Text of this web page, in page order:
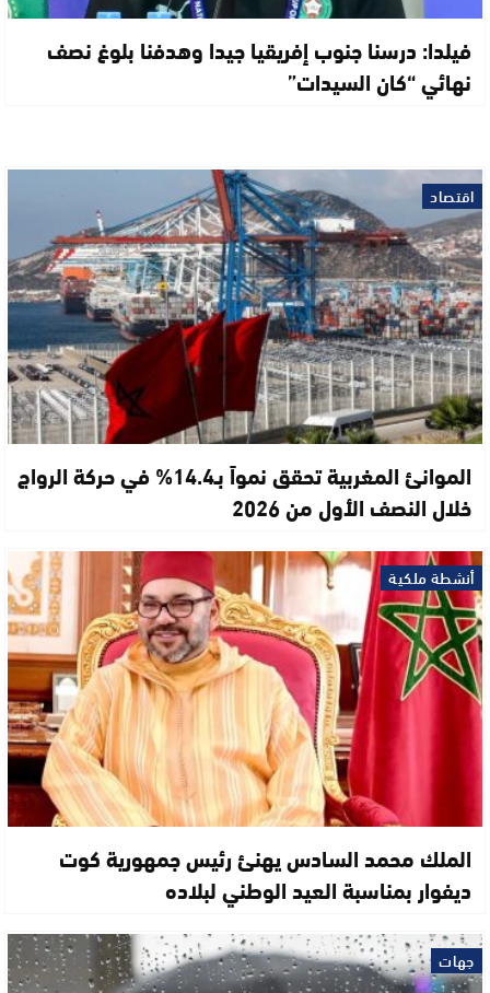
فيلدا: درسنا جنوب إفريقيا جيدا وهدفنا بلوغ نصف
نهائي “كان السيدات”
اقتصاد
الموانئ المغربية تحقق نمواً بـ14.4% في حركة الرواج
خلال النصف الأول من 2026
أنشطة ملكية
الملك محمد السادس يهنئ رئيس جمهورية كوت
ديفوار بمناسبة العيد الوطني لبلاده
جهات